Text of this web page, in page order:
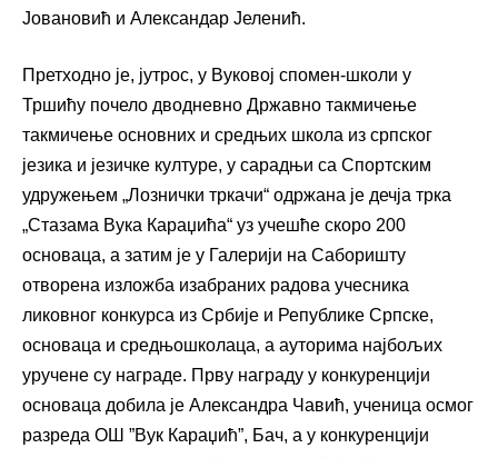
Јовановић и Александар Јеленић.
Претходно је, јутрос, у Вуковој спомен-школи у
Тршићу почело дводневно Државно такмичење
такмичење основних и средњих школа из српског
језика и језичке културе, у сарадњи са Спортским
удружењем „Лознички тркачи“ одржана је дечја трка
„Стазама Вука Караџића“ уз учешће скоро 200
основаца, а затим је у Галерији на Саборишту
отворена изложба изабраних радова учесника
ликовног конкурса из Србије и Републике Српске,
основаца и средњошколаца, а ауторима најбољих
уручене су награде. Прву награду у конкуренцији
основаца добила је Александра Чавић, ученица осмог
разреда ОШ ”Вук Караџић”, Бач, а у конкуренцији